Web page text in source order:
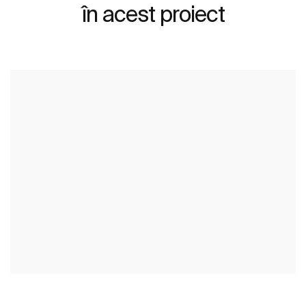
în acest proiect